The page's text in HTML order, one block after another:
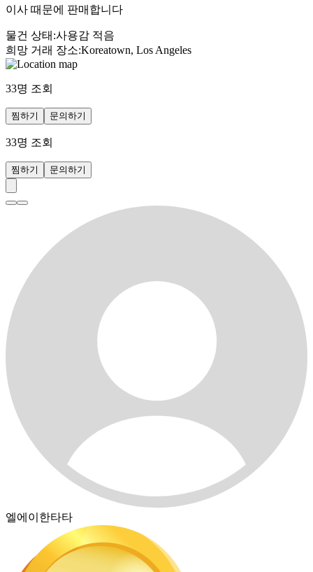
이사 때문에 판매합니다
물건 상태 :사용감 적음
희망 거래 장소:Koreatown, Los Angeles
33명 조회
찜하기 문의하기
33명 조회
찜하기 문의하기
엘에이한타타